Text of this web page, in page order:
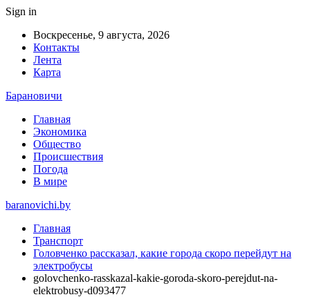
Sign in
Воскресенье, 9 августа, 2026
Контакты
Лента
Карта
Барановичи
Главная
Экономика
Общество
Происшествия
Погода
В мире
baranovichi.by
Главная
Транспорт
Головченко рассказал, какие города скоро перейдут на
электробусы
golovchenko-rasskazal-kakie-goroda-skoro-perejdut-na-
elektrobusy-d093477